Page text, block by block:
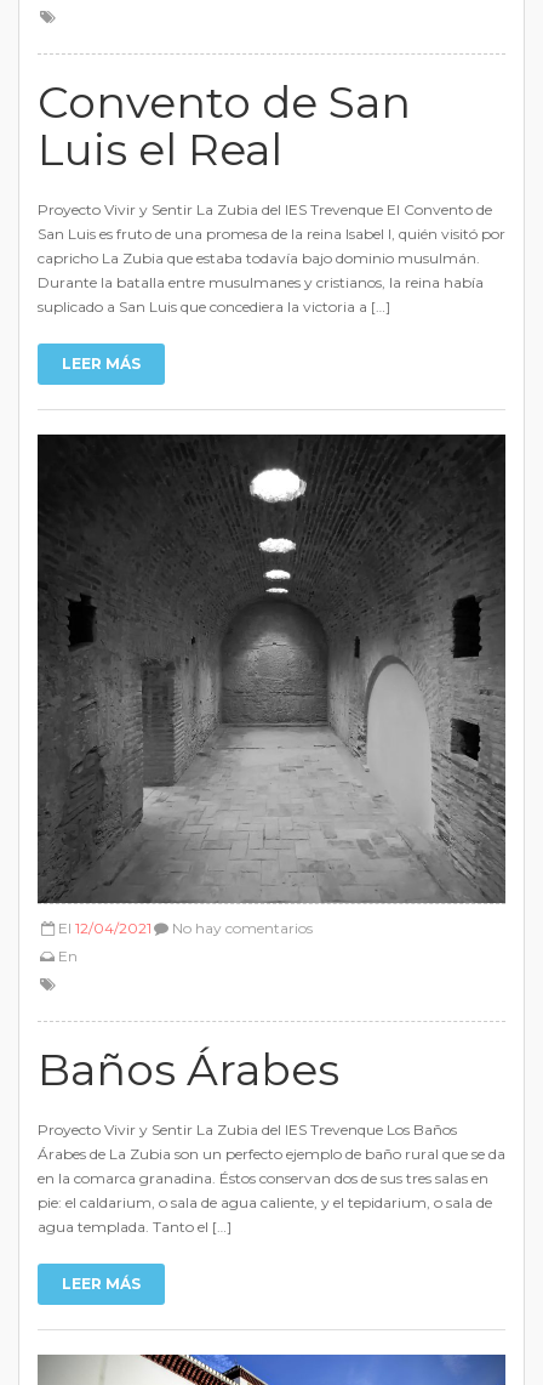
Convento de San
Luis el Real
Proyecto Vivir y Sentir La Zubia del IES Trevenque El Convento de
San Luis es fruto de una promesa de la reina Isabel I, quién visitó por
capricho La Zubia que estaba todavía bajo dominio musulmán.
Durante la batalla entre musulmanes y cristianos, la reina había
suplicado a San Luis que concediera la victoria a […]
LEER MÁS
El 12/04/2021
En
No hay comentarios
Baños Árabes
Proyecto Vivir y Sentir La Zubia del IES Trevenque Los Baños
Árabes de La Zubia son un perfecto ejemplo de baño rural que se da
en la comarca granadina. Éstos conservan dos de sus tres salas en
pie: el caldarium, o sala de agua caliente, y el tepidarium, o sala de
agua templada. Tanto el […]
LEER MÁS